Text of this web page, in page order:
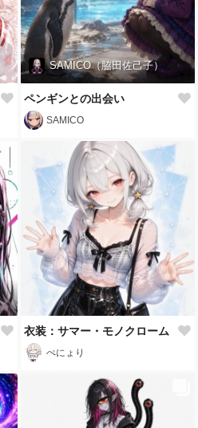
SAMICO（脇田佐己子）
ペンギンとの出会い
SAMICO
衣装：サマー・モノクローム
ぺにょり